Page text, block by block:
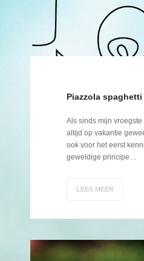
Piazzola spaghetti
Als sinds mijn
altijd op vakantie
ook voor het eerst
geweldige principe…
LEES MEER